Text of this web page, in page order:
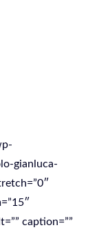
gianluca-
caption=””